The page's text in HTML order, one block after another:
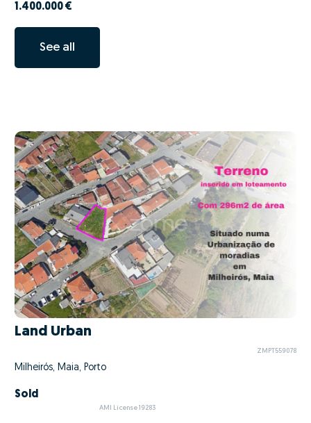
1.400.000 €
See all
Land Urban
ZMPT559078
Milheirós, Maia, Porto
Sold
AMI License 19283